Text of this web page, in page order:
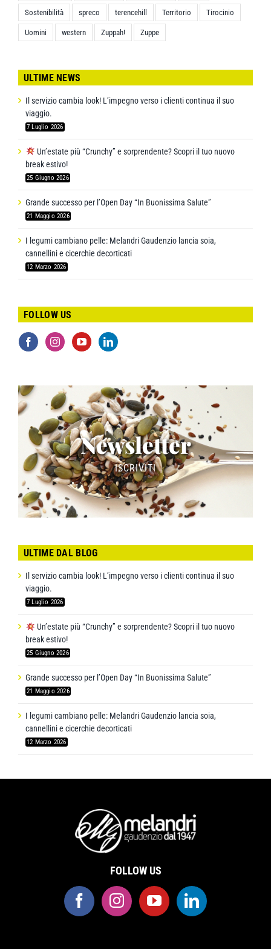
Sostenibilità spreco terencehill Territorio Tirocinio
Uomini western Zuppah! Zuppe
ULTIME NEWS
Il servizio cambia look! L’impegno verso i clienti continua il suo
viaggio.
7 Luglio 2026
Un’estate più “Crunchy” e sorprendente? Scopri il tuo nuovo
break estivo!
25 Giugno 2026
Grande successo per l’Open Day “In Buonissima Salute”
21 Maggio 2026
I legumi cambiano pelle: Melandri Gaudenzio lancia soia,
cannellini e cicerchie decorticati
12 Marzo 2026
FOLLOW US
Newsletter
ISCRIVITI
ULTIME DAL BLOG
Il servizio cambia look! L’impegno verso i clienti continua il suo
viaggio.
7 Luglio 2026
Un’estate più “Crunchy” e sorprendente? Scopri il tuo nuovo
break estivo!
25 Giugno 2026
Grande successo per l’Open Day “In Buonissima Salute”
21 Maggio 2026
I legumi cambiano pelle: Melandri Gaudenzio lancia soia,
cannellini e cicerchie decorticati
12 Marzo 2026
FOLLOW US